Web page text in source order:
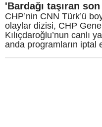
'Bardağı taşıran
CHP’nin CNN Türk’ü
olaylar dizisi, CHP
Kılıçdaroğlu’nun canlı
anda programların iptal